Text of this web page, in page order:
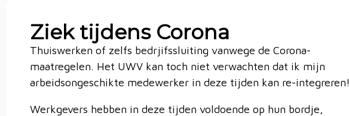
Ziek tijdens Corona
Thuiswerken of zelfs bedrjifssluiting vanwege de Corona-
maatregelen. Het UWV kan toch niet verwachten dat ik mijn
arbeidsongeschikte medewerker in deze tijden kan re-integreren!
Werkgevers hebben in deze tijden voldoende op hun bordje,